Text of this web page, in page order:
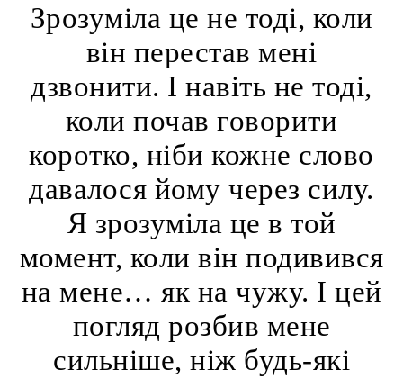
Зрозуміла це не тоді, коли
він перестав мені
дзвонити. І навіть не тоді,
коли почав говорити
коротко, ніби кожне слово
давалося йому через силу.
Я зрозуміла це в той
момент, коли він подивився
на мене… як на чужу. І цей
погляд розбив мене
сильніше, ніж будь-які